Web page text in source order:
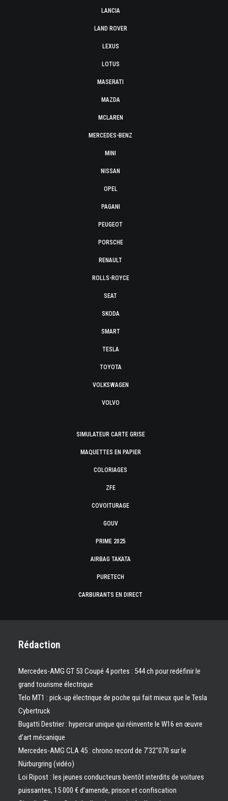
LANCIA
LAND ROVER
LEXUS
LOTUS
MASERATI
MAZDA
MCLAREN
MERCEDES-BENZ
MINI
NISSAN
OPEL
PAGANI
PEUGEOT
PORSCHE
RENAULT
ROLLS-ROYCE
SEAT
SKODA
SMART
TESLA
TOYOTA
VOLKSWAGEN
VOLVO
SIMULATEUR CARTE GRISE
MAQUETTES EN PAPIER
COLORIAGES
ZFE
COVOITURAGE
GOUV
PRIME 2025
AIRBAG TAKATA
PURETECH
CARBURANTS EN DIRECT
Rédaction
Mercedes-AMG GT 53 Coupé 4 portes : 544 ch pour redéfinir le
grand tourisme électrique
Telo MT1 : pick‑up électrique de poche qui fait mieux que le Tesla
Cybertruck
Bugatti Destrier : hypercar unique qui réinvente le W16 en œuvre
d’art mécanique
Mercedes-AMG CLA 45 : chrono record de 7’32″070 sur le
Nürburgring (vidéo)
Loi Ripost : les jeunes conducteurs bientôt interdits de voitures
puissantes, 15 000 € d’amende, prison et confiscation